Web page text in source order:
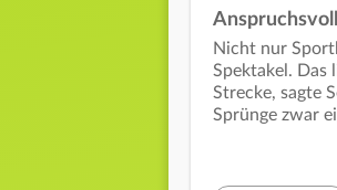
Nicht nur
Spektakel. Das
Strecke, sagte
Sprünge zwar